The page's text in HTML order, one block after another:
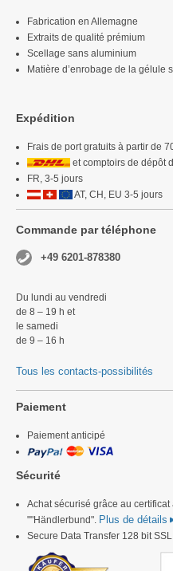
Fabrication en Allemagne
Extraits de qualité prémium
Scellage sans aluminium
Matière d’enrobage de la gélule
Expédition
Frais de port gratuits à partir de
et comptoirs de dépôt
FR, 3-5 jours
AT, CH, EU 3-5 jours
Commande par téléphone
+49 6201-878380
Du lundi au vendredi
de 8 – 19 h et
le samedi
de 9 – 16 h
Tous les contacts-possibilités
Paiement
Paiement anticipé
Sécurité
Achat sécurisé grâce au
""Händlerbund". Plus de détails
Secure Data Transfer 128 bit